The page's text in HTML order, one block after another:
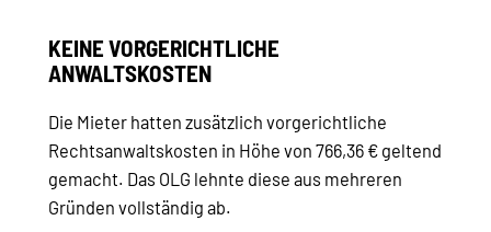
KEINE VORGERICHTLICHE
ANWALTSKOSTEN
Die Mieter hatten zusätzlich vorgerichtliche
Rechtsanwaltskosten in Höhe von 766,36 € geltend
gemacht. Das OLG lehnte diese aus mehreren
Gründen vollständig ab.